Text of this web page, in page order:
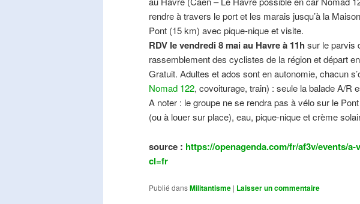
rendre à travers le port et les marais jusqu’à la
Pont (15 km) avec pique-nique et visite.
RDV le vendredi 8 mai au Havre à 11h sur le parvis
rassemblement des cyclistes de la région et départ
Gratuit. Adultes et ados sont en autonomie, chacun
Nomad 122, covoiturage, train) : seule la balade A/R
A noter : le groupe ne se rendra pas à vélo sur le
(ou à louer sur place), eau, pique-nique et crème
source : https://openagenda.com/fr/af3v/events/
cl=fr
Publié dansMilitantisme | Laisser un commentaire